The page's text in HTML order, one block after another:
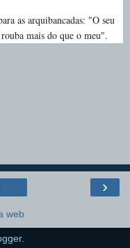
as arquibancadas: "O seu
mais do que o meu".
›
web
.